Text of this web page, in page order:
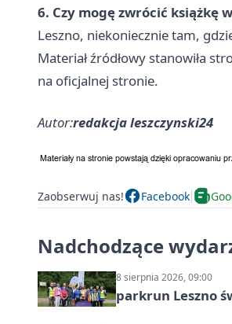
6. Czy mogę zwrócić książkę
Leszno, niekoniecznie tam,
Materiał źródłowy stanowiła
na oficjalnej stronie.
Autor:redakcja leszczynski24
Zaobserwuj nas! Facebook
Nadchodzące
8 sierpnia 2026, 09:00
parkrun Leszno